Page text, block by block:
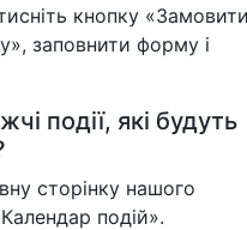
кнопку
заповнити форму і
події, які будуть
сторінку нашого
подій».